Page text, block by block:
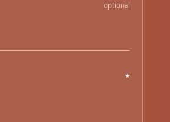
optional
*